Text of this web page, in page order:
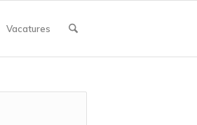
Vacatures